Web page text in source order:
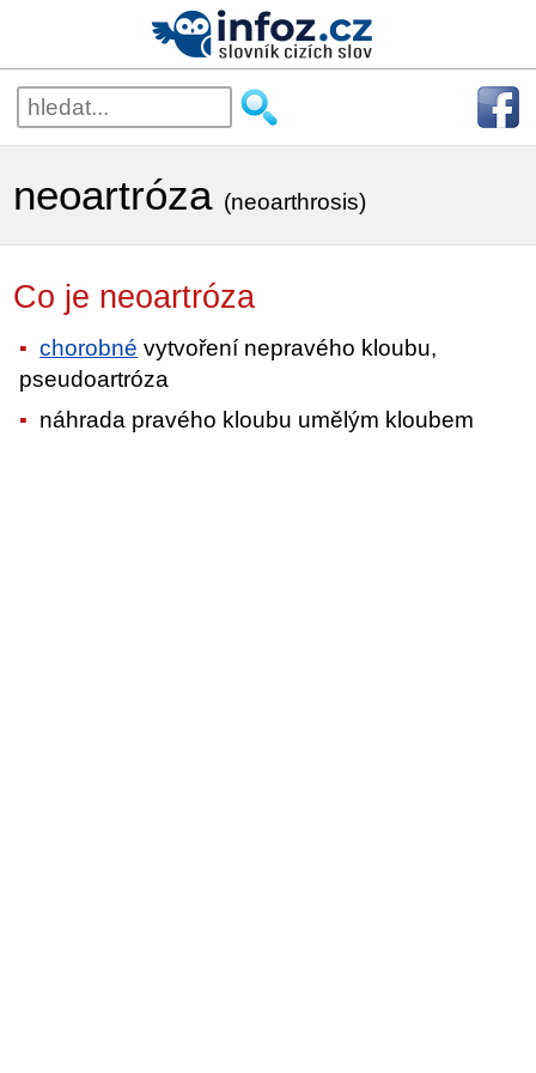
neoartróza (neoarthrosis)
Co je neoartróza
chorobné vytvoření nepravého kloubu,
pseudoartróza
náhrada pravého kloubu umělým kloubem